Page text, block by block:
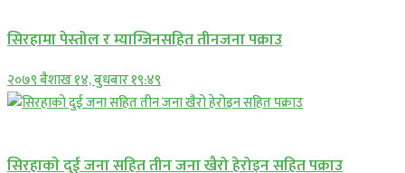
सिरहामा पेस्तोल र म्याग्जिनसहित तीनजना पक्राउ
२०७९ बैशाख १४, बुधबार १९:४९
सिरहाकाे दुई जना सहित तीन जना खैरो हेरोइन सहित पक्राउ